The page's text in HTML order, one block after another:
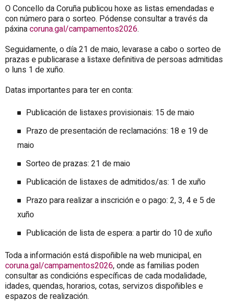
O Concello da Coruña publicou hoxe as listas emendadas e
con número para o sorteo. Pódense consultar a través da
páxinacoruna.gal/campamentos2026.
Seguidamente, o día 21 de maio, levarase a cabo o sorteo de
prazas e publicarase a listaxe definitiva de persoas admitidas
o luns 1 de xuño.
Datas importantes para ter en conta:
Publicación de listaxes provisionais: 15 de maio
Prazo de presentación de reclamacións: 18 e 19 de
maio
Sorteo de prazas: 21 de maio
Publicación de listaxes de admitidos/as: 1 de xuño
Prazo para realizar a inscrición e o pago: 2, 3, 4 e 5 de
xuño
Publicación de lista de espera: a partir do 10 de xuño
Toda a información está dispoñible na web municipal, en
coruna.gal/campamentos2026, onde as familias poden
consultar as condicións específicas de cada modalidade,
idades, quendas, horarios, cotas, servizos dispoñibles e
espazos de realización.